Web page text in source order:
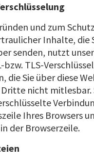
und zum
Inhalte, die
senden, nutzt
bzw. TLS-
die Sie über diese
nicht mitlesbar.
Ihres Browsers
der Browserzeile.